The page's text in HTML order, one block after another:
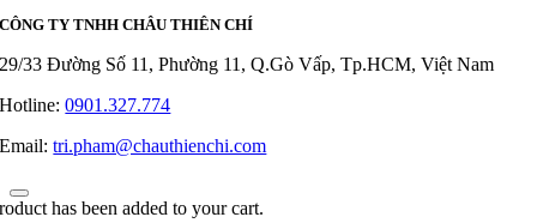
CÔNG TY TNHH CHÂU THIÊN CHÍ
29/33 Đường Số 11, Phường 11, Q.Gò Vấp, Tp.HCM, Việt Nam
Hotline:0901.327.774
Email:tri.pham@chauthienchi.com
has been added to your cart.